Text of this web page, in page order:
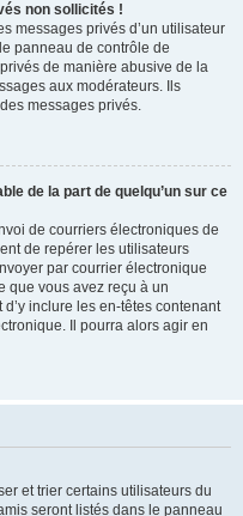
non sollicités !
messages privés d’un utilisateur
panneau de contrôle de
de manière abusive de la
aux modérateurs. Ils
messages privés.
de la part de quelqu’un sur ce
de courriers électroniques de
de repérer les utilisateurs
par courrier électronique
que vous avez reçu à un
inclure les en-têtes contenant
Il pourra alors agir en
et trier certains utilisateurs du
seront listés dans le panneau